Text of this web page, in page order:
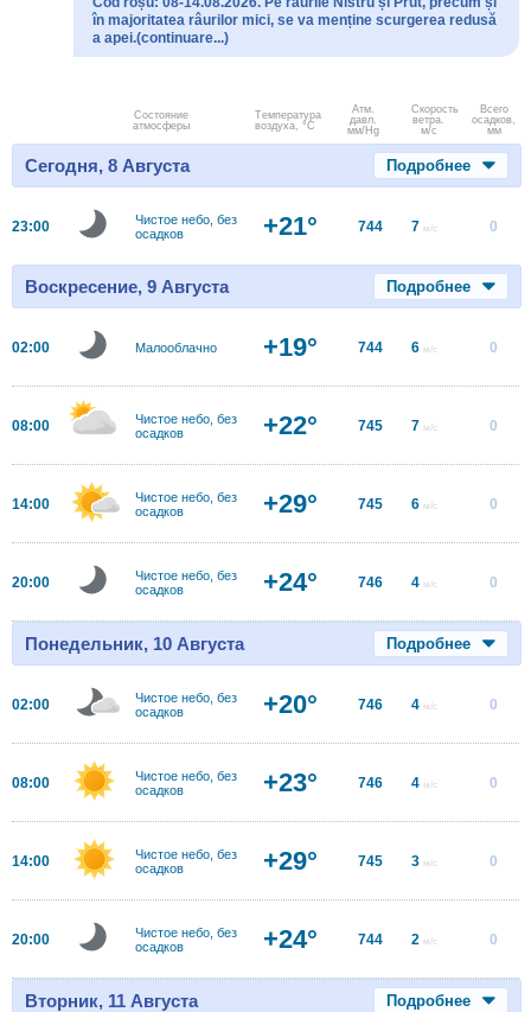
în majoritatea râurilor mici, se va menține scurgerea redusă
a apei.(continuare...)
Состояние
атмосферы
Температура
воздуха, °C
Атм.
давл.
мм/Hg
Скорость
ветра.
м/с
Всего
осадков,
мм
Сегодня, 8 Августа Подробнее
23:00
Чистое небо, без
осадков
+21° 744 7 м/с 0
Воскресение, 9 Августа Подробнее
02:00 Малооблачно +19° 744 6 м/с 0
08:00
Чистое небо, без
осадков
+22° 745 7 м/с 0
14:00
Чистое небо, без
осадков
+29° 745 6 м/с 0
20:00
Чистое небо, без
осадков
+24° 746 4 м/с 0
Понедельник, 10 Августа Подробнее
02:00
Чистое небо, без
осадков
+20° 746 4 м/с 0
08:00
Чистое небо, без
осадков
+23° 746 4 м/с 0
14:00
Чистое небо, без
осадков
+29° 745 3 м/с 0
20:00
Чистое небо, без
осадков
+24° 744 2 м/с 0
Вторник, 11 Августа Подробнее